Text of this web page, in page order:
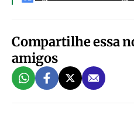
Compartilhe essa
amigos